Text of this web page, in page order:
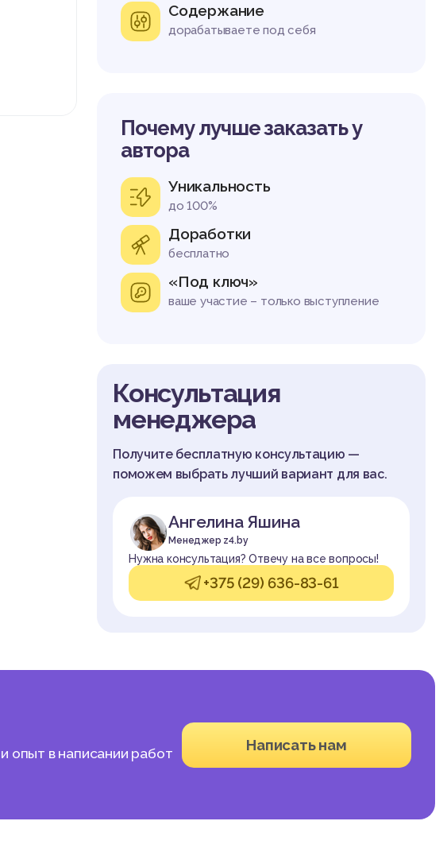
Содержание
дорабатываете под себя
Почему лучше заказать у
автора
Уникальность
до 100%
Доработки
бесплатно
«Под ключ»
ваше участие – только выступление
Консультация
менеджера
Получите бесплатную консультацию —
поможем выбрать лучший вариант для вас.
Ангелина Яшина
Менеджер z4.by
Нужна консультация? Отвечу на все вопросы!
+375 (29) 636-83-61
опыт в написании работ
Написать нам